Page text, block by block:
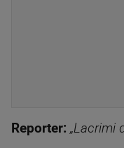
Reporter: „Lacrimi